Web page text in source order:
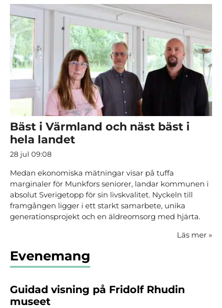
Bäst i Värmland och näst bäst i
hela landet
28 jul 09:08
Medan ekonomiska mätningar visar på tuffa
marginaler för Munkfors seniorer, landar kommunen i
absolut Sverigetopp för sin livskvalitet. Nyckeln till
framgången ligger i ett starkt samarbete, unika
generationsprojekt och en äldreomsorg med hjärta.
Läs mer »
Evenemang
Guidad visning på Fridolf Rhudin
museet